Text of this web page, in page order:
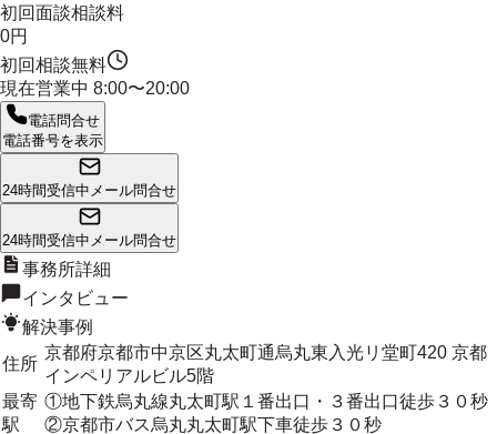
初回面談相談料
0円
初回相談無料
現在営業中 8:00〜20:00
電話問合せ
電話番号を表示
24時間受信中 メール問合せ
24時間受信中 メール問合せ
事務所詳細
インタビュー
解決事例
住所
京都府京都市中京区丸太町通烏丸東入光リ堂町420 京都
インペリアルビル5階
最寄
駅
①地下鉄烏丸線丸太町駅１番出口・３番出口徒歩３０秒
②京都市バス烏丸丸太町駅下車徒歩３０秒